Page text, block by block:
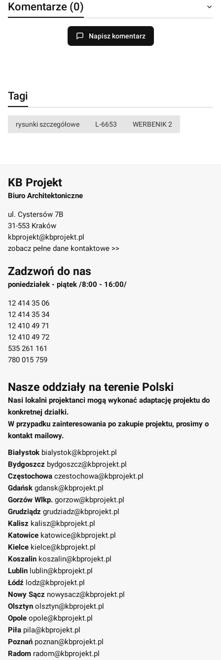
Komentarze (0)
Napisz komentarz
Tagi
rysunki szczegółowe L-6653 WERBENIK 2
KB Projekt
Biuro Architektoniczne
ul. Cystersów 7B
31-553 Kraków
kbprojekt@kbprojekt.pl
zobacz pełne dane kontaktowe >>
Zadzwoń do nas
poniedziałek - piątek /8:00 - 16:00/
12 414 35 06
12 414 35 34
12 410 49 71
12 410 49 72
535 261 161
780 015 759
Nasze oddziały na terenie Polski
Nasi lokalni projektanci mogą wykonać adaptację projektu do
konkretnej działki.
W przypadku zainteresowania po zakupie projektu, prosimy o
kontakt mailowy.
Białystok bialystok@kbprojekt.pl
Bydgoszcz bydgoszcz@kbprojekt.pl
Częstochowa czestochowa@kbprojekt.pl
Gdańsk gdansk@kbprojekt.pl
Gorzów Wlkp. gorzow@kbprojekt.pl
Grudziądz grudziadz@kbprojekt.pl
Kalisz kalisz@kbprojekt.pl
Katowice katowice@kbprojekt.pl
Kielce kielce@kbprojekt.pl
Koszalin koszalin@kbprojekt.pl
Lublin lublin@kbprojekt.pl
Łódź lodz@kbprojekt.pl
Nowy Sącz nowysacz@kbprojekt.pl
Olsztyn olsztyn@kbprojekt.pl
Opole opole@kbprojekt.pl
Piła pila@kbprojekt.pl
Poznań poznan@kbprojekt.pl
Radom radom@kbprojekt.pl